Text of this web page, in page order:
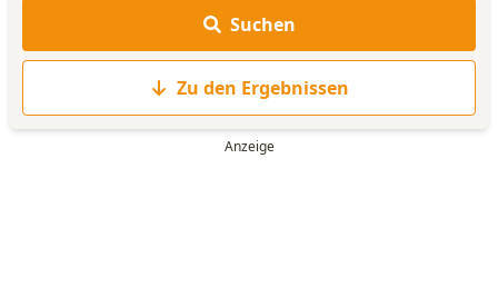
Suchen
Zu den Ergebnissen